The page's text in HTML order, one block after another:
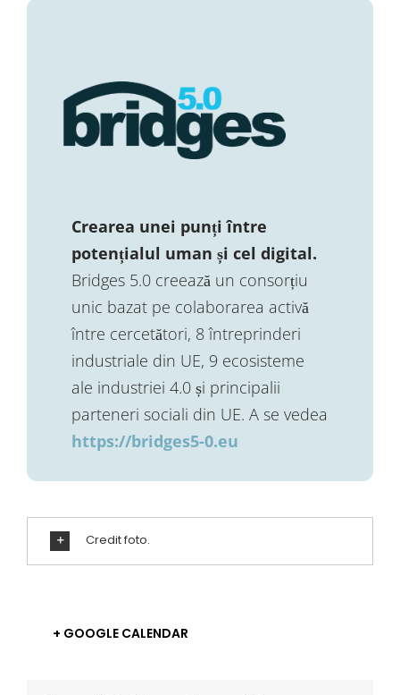
Crearea unei punți între
potențialul uman și cel digital.
Bridges 5.0 creează un consorțiu
unic bazat pe colaborarea activă
între cercetători, 8 întreprinderi
industriale din UE, 9 ecosisteme
ale industriei 4.0 și principalii
parteneri sociali din UE. A se vedea
https://bridges5-0.eu
Credit foto.
+ GOOGLE CALENDAR